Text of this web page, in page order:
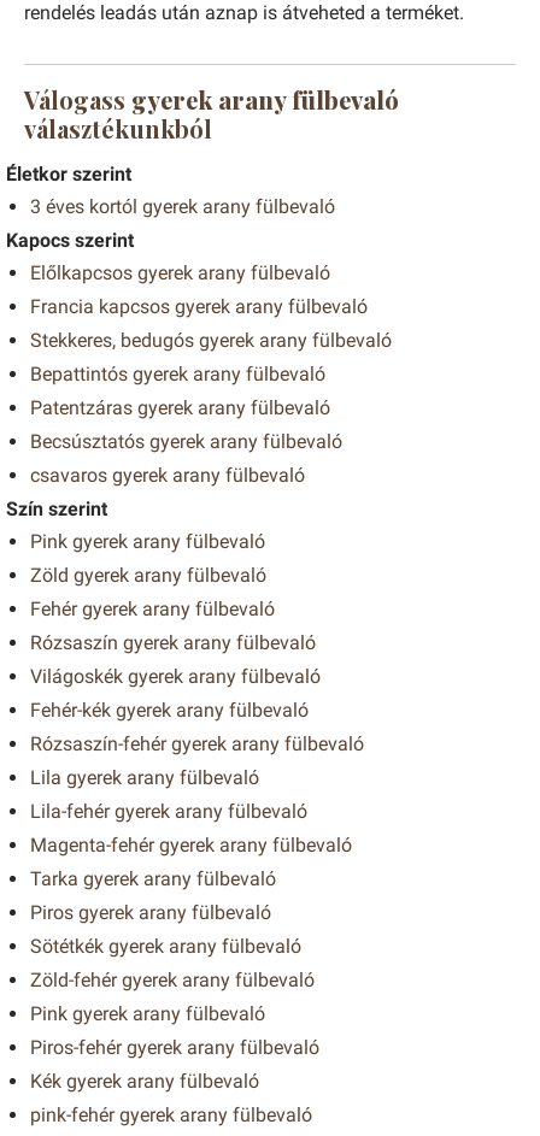
rendelés leadás után aznap is átveheted a terméket.
Válogass gyerek arany fülbevaló
választékunkból
Életkor szerint
3 éves kortól gyerek arany fülbevaló
Kapocs szerint
Előlkapcsos gyerek arany fülbevaló
Francia kapcsos gyerek arany fülbevaló
Stekkeres, bedugós gyerek arany fülbevaló
Bepattintós gyerek arany fülbevaló
Patentzáras gyerek arany fülbevaló
Becsúsztatós gyerek arany fülbevaló
csavaros gyerek arany fülbevaló
Szín szerint
Pink gyerek arany fülbevaló
Zöld gyerek arany fülbevaló
Fehér gyerek arany fülbevaló
Rózsaszín gyerek arany fülbevaló
Világoskék gyerek arany fülbevaló
Fehér-kék gyerek arany fülbevaló
Rózsaszín-fehér gyerek arany fülbevaló
Lila gyerek arany fülbevaló
Lila-fehér gyerek arany fülbevaló
Magenta-fehér gyerek arany fülbevaló
Tarka gyerek arany fülbevaló
Piros gyerek arany fülbevaló
Sötétkék gyerek arany fülbevaló
Zöld-fehér gyerek arany fülbevaló
Pink gyerek arany fülbevaló
Piros-fehér gyerek arany fülbevaló
Kék gyerek arany fülbevaló
pink-fehér gyerek arany fülbevaló